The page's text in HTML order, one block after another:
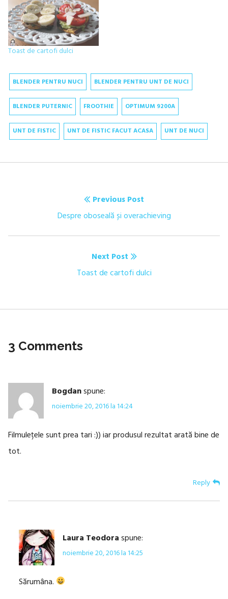
Toast de cartofi dulci
BLENDER PENTRU NUCI BLENDER PENTRU UNT DE NUCI
BLENDER PUTERNIC FROOTHIE OPTIMUM 9200A
UNT DE FISTIC UNT DE FISTIC FACUT ACASA UNT DE NUCI
articole
Previous Post
Previous
Despre oboseală și overachieving
Next Post
Next
Toast de cartofi dulci
3 Comments
Bogdanspune:
noiembrie 20, 2016 la 14:24
Filmuleţele sunt prea tari :)) iar produsul rezultat arată bine de
tot.
Reply
Laura Teodoraspune:
noiembrie 20, 2016 la 14:25
Sărumâna.